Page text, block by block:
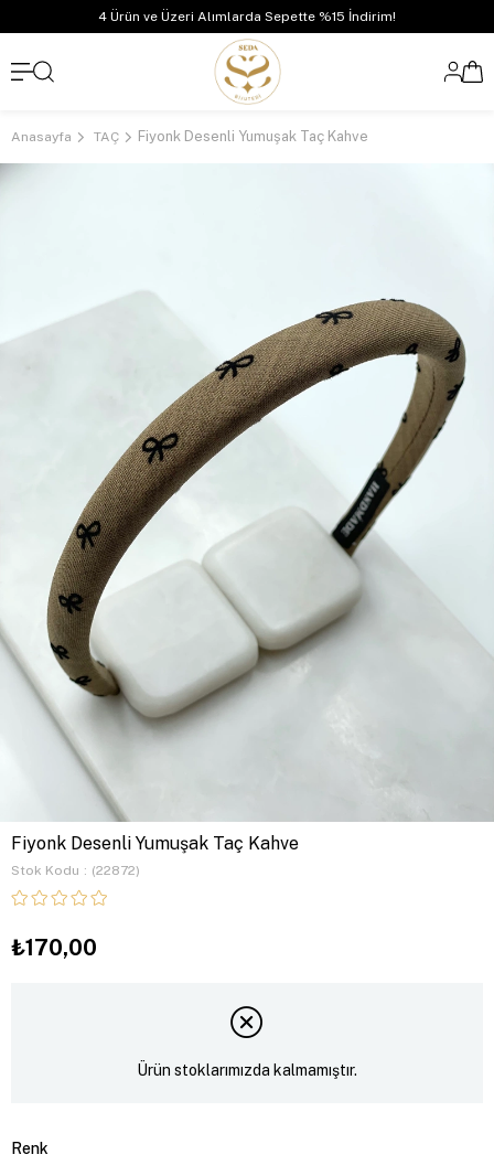
4 Ürün ve Üzeri Alımlarda Sepette %15 İndirim!
Anasayfa TAÇ Fiyonk Desenli Yumuşak Taç Kahve
Fiyonk Desenli Yumuşak Taç Kahve
Stok Kodu (22872)
₺170,00
Ürün stoklarımızda kalmamıştır.
Renk